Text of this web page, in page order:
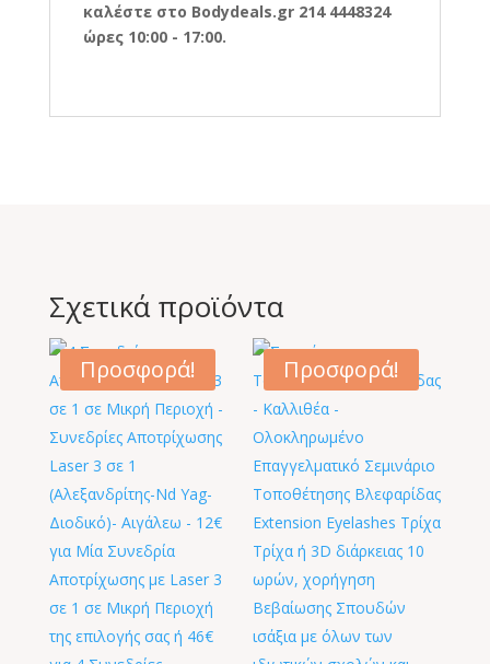
καλέστε στο Bodydeals.gr 214 4448324
ώρες 10:00 - 17:00.
Σχετικά προϊόντα
Προσφορά! Προσφορά!